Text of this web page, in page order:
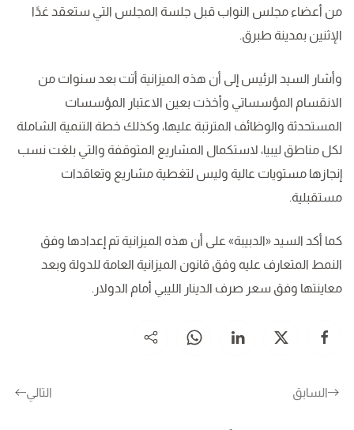
من أعضاء مجلس النواب قبل جلسة المجلس التي ستعقد غدًا
الإثنين بمدينة طبرق.
وأشار السيد الرئيس إلى أن هذه الميزانية أتت بعد سنوات من
الانقسام المؤسساتي وأخذت بعين الاعتبار المؤسسات
المستحدثة والوظائف المترتبة عليها، وكذلك خطة التنمية الشاملة
لكل مناطق ليبيا، لاستكمال المشاريع المتوقفة والتي بلغت نسب
إنجازها مستويات عالية وليس لتغطية مشاريع وتعاقدات
مستقبلية.
كما أكد السيد «الدبيبة» على أن هذه الميزانية تم إعدادها وفق
النمط المتعارف عليه وفق قانون الميزانية العامة للدولة وبعد
معاينتها وفق سعر صرف الدينار الليبي أمام الدولار.
السابق التالي